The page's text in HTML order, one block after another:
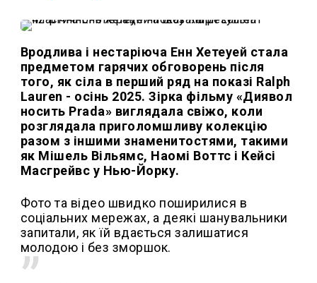
Вродлива і нестаріюча Енн Хетеуей стала
предметом гарячих обговорень після
того, як сіла в перший ряд на показі Ralph
Lauren - осінь 2025. Зірка фільму «Диявол
носить Prada» виглядала свіжо, коли
розглядала приголомшливу колекцію
разом з іншими знаменитостями, такими
як Мішель Вільямс, Наомі Воттс і Кейсі
Масгрейвс у Нью-Йорку.
Фото та відео швидко поширилися в
соціальних мережах, а деякі шанувальники
запитали, як їй вдається залишатися
молодою і без зморшок.